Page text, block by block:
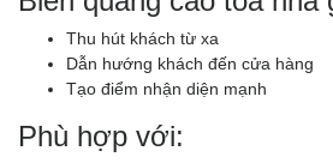
Thu hút khách từ xa
Dẫn hướng khách đến cửa hàng
Tạo điểm nhận diện mạnh
Phù hợp với: